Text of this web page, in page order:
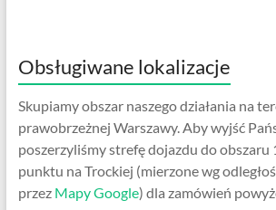
Obsługiwane lokalizacje
Skupiamy obszar naszego działania na
prawobrzeżnej Warszawy. Aby wyjść
poszerzyliśmy strefę dojazdu do obszaru
punktu na Trockiej (mierzone wg
przez Mapy Google) dla zamówień